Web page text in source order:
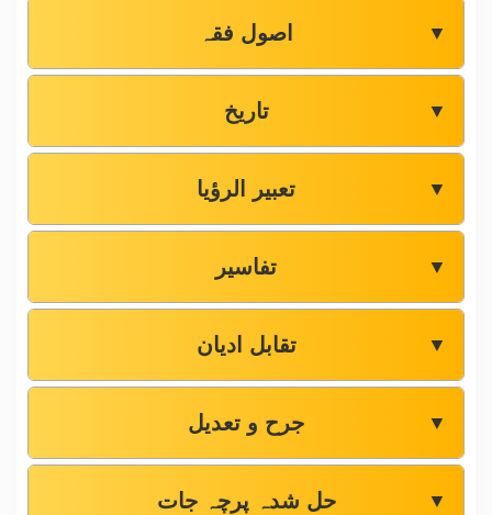
اصول فقہ ▼
تاریخ ▼
تعبیر الرؤیا ▼
تفاسیر ▼
تقابل ادیان ▼
جرح و تعدیل ▼
حل شدہ پرچہ جات ▼